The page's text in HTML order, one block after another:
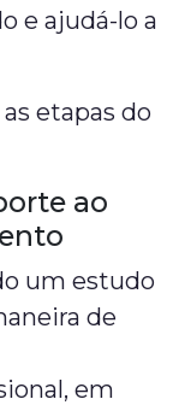
e ajudá-lo a
etapas do
ao
um estudo
de
em